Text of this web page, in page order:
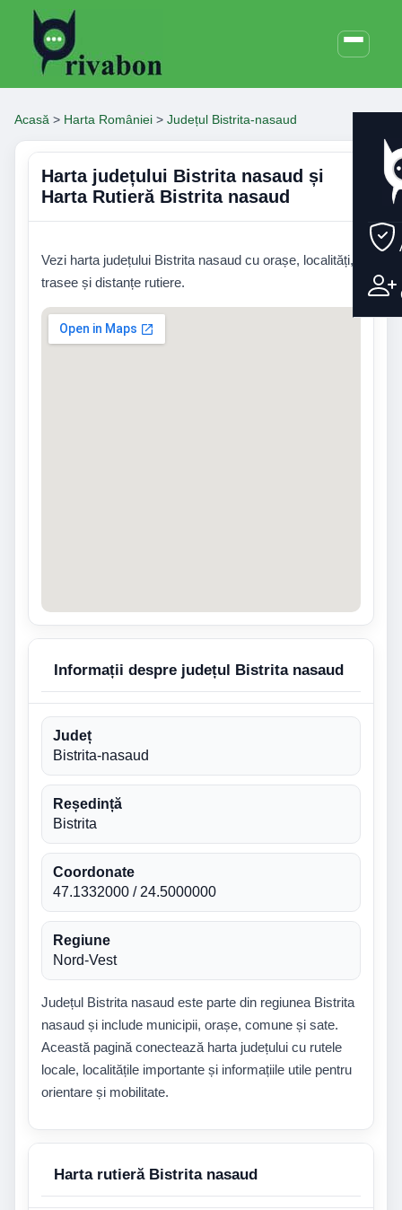
Acasă > Harta României > Județul Bistrita-nasaud
Harta județului Bistrita nasaud și
Harta Rutieră Bistrita nasaud
Vezi harta județului Bistrita nasaud cu orașe, localități,
trasee și distanțe rutiere.
Informații despre județul Bistrita nasaud
Județ
Bistrita-nasaud
Reședință
Bistrita
Coordonate
47.1332000 / 24.5000000
Regiune
Nord-Vest
Județul Bistrita nasaud este parte din regiunea Bistrita
nasaud și include municipii, orașe, comune și sate.
Această pagină conectează harta județului cu rutele
locale, localitățile importante și informațiile utile pentru
orientare și mobilitate.
Harta rutieră Bistrita nasaud